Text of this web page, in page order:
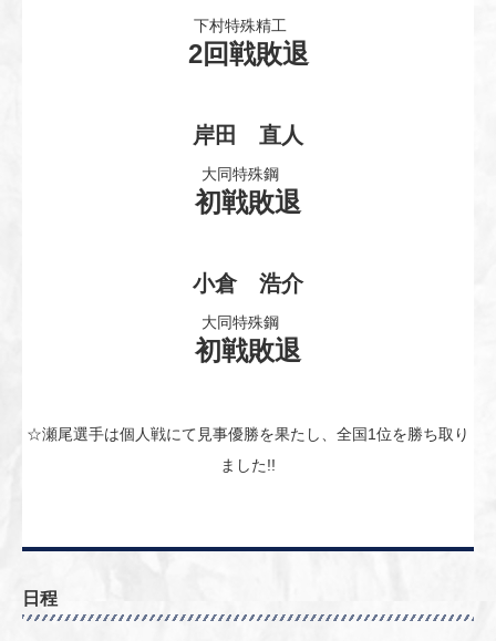
下村特殊精工
2回戦敗退
岸田 直人
大同特殊鋼
初戦敗退
小倉 浩介
大同特殊鋼
初戦敗退
☆瀬尾選手は個人戦にて見事優勝を果たし、全国1位を勝ち取り
ました!!
日程